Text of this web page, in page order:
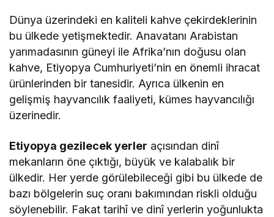
Dünya üzerindeki en kaliteli kahve çekirdeklerinin
bu ülkede yetişmektedir. Anavatanı Arabistan
yarımadasının güneyi ile Afrika’nın doğusu olan
kahve, Etiyopya Cumhuriyeti’nin en önemli ihracat
ürünlerinden bir tanesidir. Ayrıca ülkenin en
gelişmiş hayvancılık faaliyeti, kümes hayvancılığı
üzerinedir.
Etiyopya gezilecek yerler açısından dinî
mekanların öne çıktığı, büyük ve kalabalık bir
ülkedir. Her yerde görülebileceği gibi bu ülkede de
bazı bölgelerin suç oranı bakımından riskli olduğu
söylenebilir. Fakat tarihî ve dinî yerlerin yoğunlukta